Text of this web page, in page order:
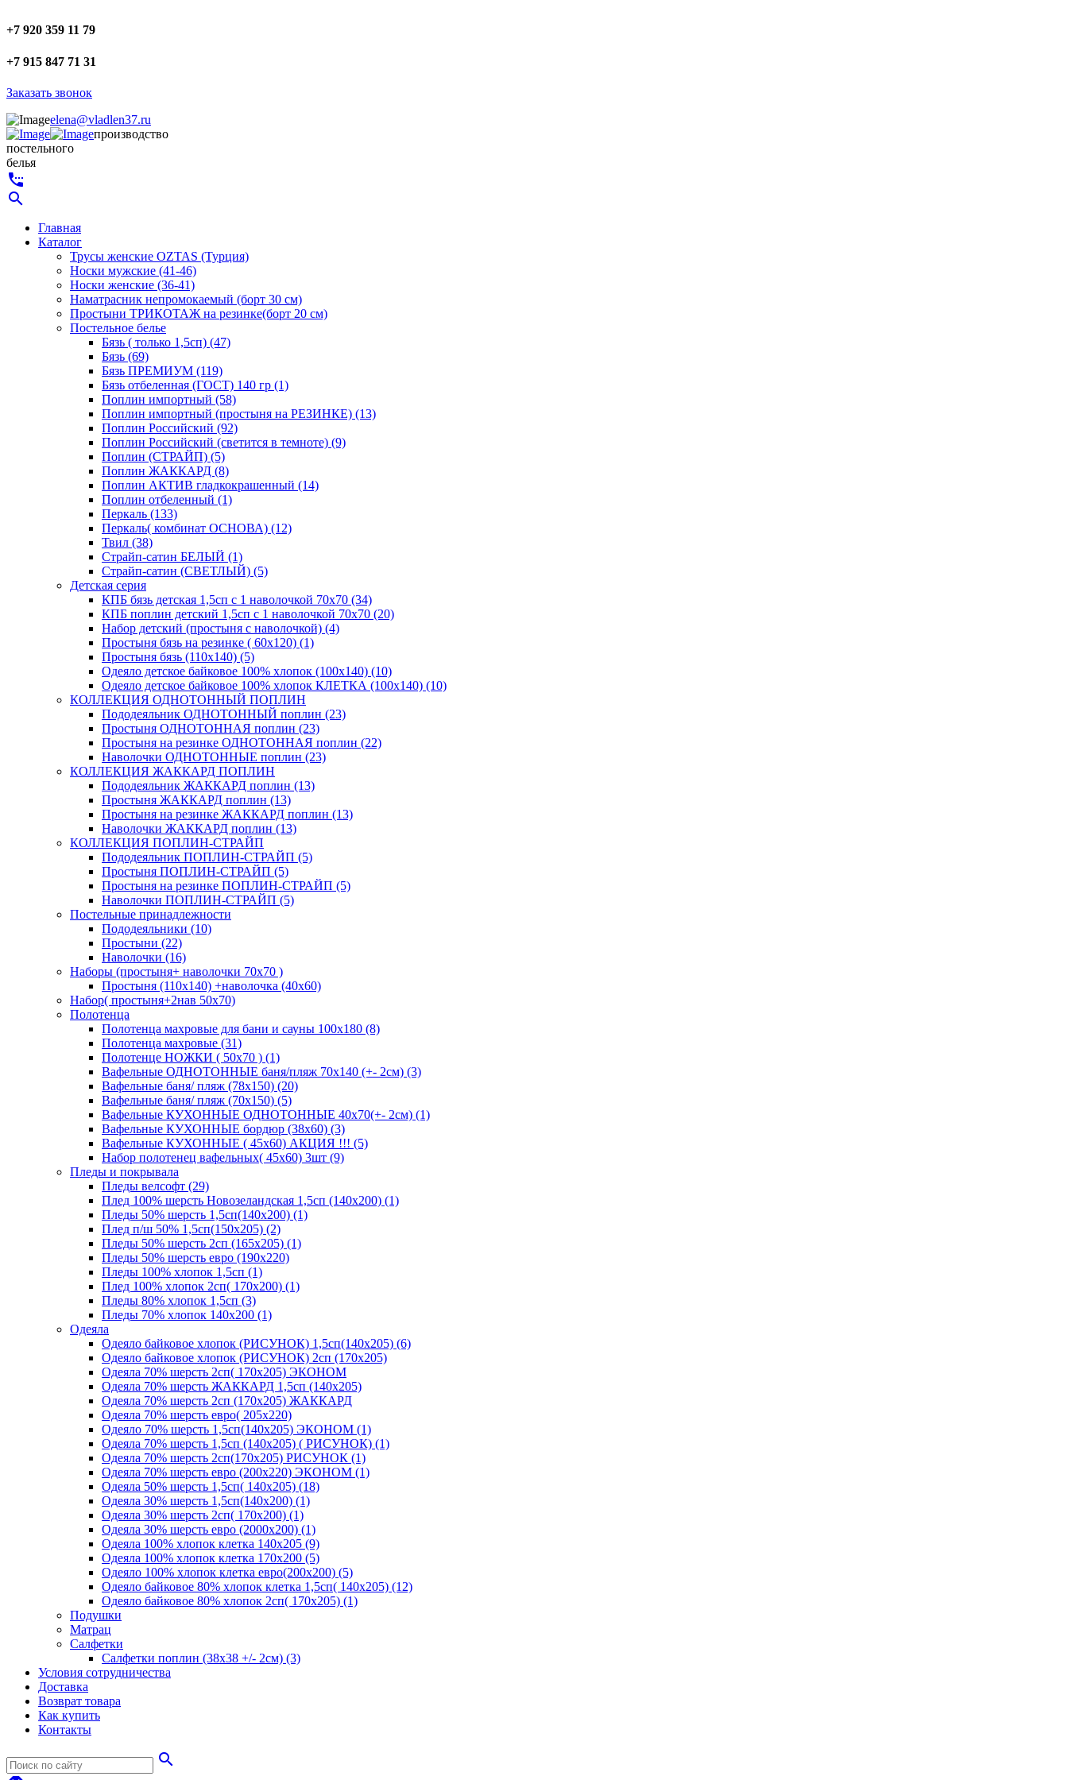
+7 920 359 11 79
+7 915 847 71 31
Заказать звонок
elena@vladlen37.ru
производство
постельного
белья
settings_phone
search
Главная
Каталог
Трусы женские OZTAS (Турция)
Носки мужские (41-46)
Носки женские (36-41)
Наматрасник непромокаемый (борт 30 см)
Простыни ТРИКОТАЖ на резинке(борт 20 см)
Постельное белье
Бязь ( только 1,5сп) (47)
Бязь (69)
Бязь ПРЕМИУМ (119)
Бязь отбеленная (ГОСТ) 140 гр (1)
Поплин импортный (58)
Поплин импортный (простыня на РЕЗИНКЕ) (13)
Поплин Российский (92)
Поплин Российский (светится в темноте) (9)
Поплин (СТРАЙП) (5)
Поплин ЖАККАРД (8)
Поплин АКТИВ гладкокрашенный (14)
Поплин отбеленный (1)
Перкаль (133)
Перкаль( комбинат ОСНОВА) (12)
Твил (38)
Страйп-сатин БЕЛЫЙ (1)
Страйп-сатин (СВЕТЛЫЙ) (5)
Детская серия
КПБ бязь детская 1,5сп с 1 наволочкой 70х70 (34)
КПБ поплин детский 1,5сп с 1 наволочкой 70х70 (20)
Набор детский (простыня с наволочкой) (4)
Простыня бязь на резинке ( 60х120) (1)
Простыня бязь (110х140) (5)
Одеяло детское байковое 100% хлопок (100х140) (10)
Одеяло детское байковое 100% хлопок КЛЕТКА (100х140) (10)
КОЛЛЕКЦИЯ ОДНОТОННЫЙ ПОПЛИН
Пододеяльник ОДНОТОННЫЙ поплин (23)
Простыня ОДНОТОННАЯ поплин (23)
Простыня на резинке ОДНОТОННАЯ поплин (22)
Наволочки ОДНОТОННЫЕ поплин (23)
КОЛЛЕКЦИЯ ЖАККАРД ПОПЛИН
Пододеяльник ЖАККАРД поплин (13)
Простыня ЖАККАРД поплин (13)
Простыня на резинке ЖАККАРД поплин (13)
Наволочки ЖАККАРД поплин (13)
КОЛЛЕКЦИЯ ПОПЛИН-СТРАЙП
Пододеяльник ПОПЛИН-СТРАЙП (5)
Простыня ПОПЛИН-СТРАЙП (5)
Простыня на резинке ПОПЛИН-СТРАЙП (5)
Наволочки ПОПЛИН-СТРАЙП (5)
Постельные принадлежности
Пододеяльники (10)
Простыни (22)
Наволочки (16)
Наборы (простыня+ наволочки 70х70 )
Простыня (110х140) +наволочка (40х60)
Набор( простыня+2нав 50х70)
Полотенца
Полотенца махровые для бани и сауны 100х180 (8)
Полотенца махровые (31)
Полотенце НОЖКИ ( 50х70 ) (1)
Вафельные ОДНОТОННЫЕ баня/пляж 70х140 (+- 2см) (3)
Вафельные баня/ пляж (78х150) (20)
Вафельные баня/ пляж (70х150) (5)
Вафельные КУХОННЫЕ ОДНОТОННЫЕ 40х70(+- 2см) (1)
Вафельные КУХОННЫЕ бордюр (38х60) (3)
Вафельные КУХОННЫЕ ( 45х60) АКЦИЯ !!! (5)
Набор полотенец вафельных( 45х60) 3шт (9)
Пледы и покрывала
Пледы велсофт (29)
Плед 100% шерсть Новозеландская 1,5сп (140х200) (1)
Пледы 50% шерсть 1,5сп(140х200) (1)
Плед п/ш 50% 1,5сп(150х205) (2)
Пледы 50% шерсть 2сп (165х205) (1)
Пледы 50% шерсть евро (190х220)
Пледы 100% хлопок 1,5сп (1)
Плед 100% хлопок 2сп( 170х200) (1)
Пледы 80% хлопок 1,5сп (3)
Пледы 70% хлопок 140х200 (1)
Одеяла
Одеяло байковое хлопок (РИСУНОК) 1,5сп(140х205) (6)
Одеяло байковое хлопок (РИСУНОК) 2сп (170х205)
Одеяла 70% шерсть 2сп( 170х205) ЭКОНОМ
Одеяла 70% шерсть ЖАККАРД 1,5сп (140х205)
Одеяла 70% шерсть 2сп (170х205) ЖАККАРД
Одеяла 70% шерсть евро( 205х220)
Одеяло 70% шерсть 1,5сп(140х205) ЭКОНОМ (1)
Одеяла 70% шерсть 1,5сп (140х205) ( РИСУНОК) (1)
Одеяла 70% шерсть 2сп(170х205) РИСУНОК (1)
Одеяла 70% шерсть евро (200х220) ЭКОНОМ (1)
Одеяла 50% шерсть 1,5сп( 140х205) (18)
Одеяла 30% шерсть 1,5сп(140х200) (1)
Одеяла 30% шерсть 2сп( 170х200) (1)
Одеяла 30% шерсть евро (2000х200) (1)
Одеяла 100% хлопок клетка 140х205 (9)
Одеяла 100% хлопок клетка 170х200 (5)
Одеяло 100% хлопок клетка евро(200х200) (5)
Одеяло байковое 80% хлопок клетка 1,5сп( 140х205) (12)
Одеяло байковое 80% хлопок 2сп( 170х205) (1)
Подушки
Матрац
Салфетки
Салфетки поплин (38х38 +/- 2см) (3)
Условия сотрудничества
Доставка
Возврат товара
Как купить
Контакты
search